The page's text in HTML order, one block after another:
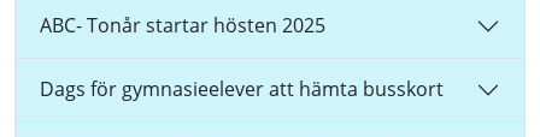
ABC- Tonår startar hösten 2025
Dags för gymnasieelever att hämta busskort